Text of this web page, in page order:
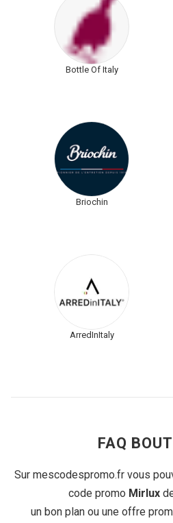
Bottle Of Italy
Briochin
ArredInItaly
FAQ
Sur mescodespromo.fr vous
code promo Mirlux
un bon plan ou une offre